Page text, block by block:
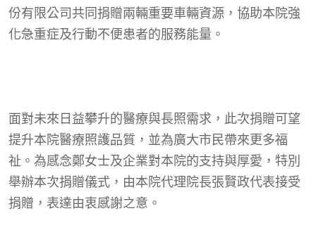
份有限公司共同捐贈兩輛重要車輛資源，協助本院強
化急重症及行動不便患者的服務能量。
面對未來日益攀升的醫療與長照需求，此次捐贈可望
提升本院醫療照護品質，並為廣大市民帶來更多福
祉。為感念鄭女士及企業對本院的支持與厚愛，特別
舉辦本次捐贈儀式，由本院代理院長張賢政代表接受
捐贈，表達由衷感謝之意。